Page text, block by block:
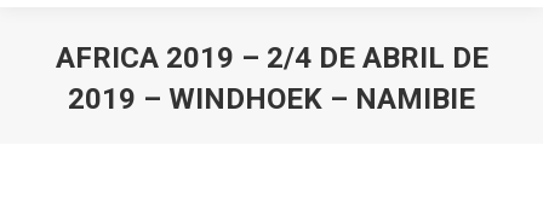
AFRICA 2019 – 2/4 DE ABRIL DE
2019 – WINDHOEK – NAMIBIE